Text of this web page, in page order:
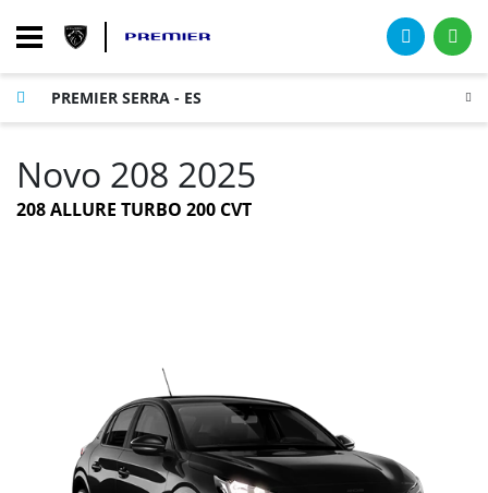
PREMIER SERRA - ES
Novo 208 2025
208 ALLURE TURBO 200 CVT